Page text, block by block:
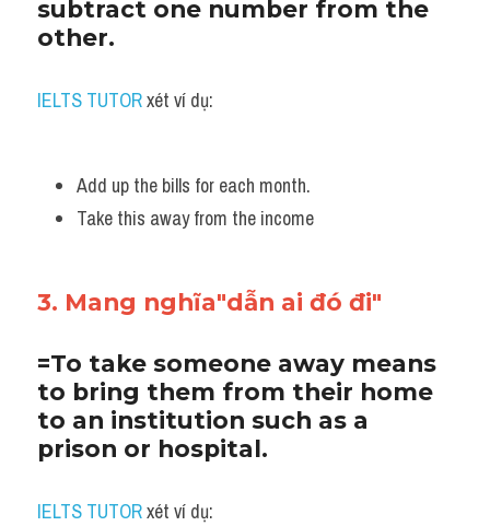
subtract one number from the
other.
IELTS TUTOR xét ví dụ:
Add up the bills for each month.
Take this away from the income
3. Mang nghĩa"dẫn ai đó đi"
=To take someone away means
to bring them from their home
to an institution such as a
prison or hospital.
IELTS TUTOR xét ví dụ: